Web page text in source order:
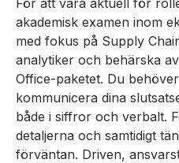
För att vara aktuell för
akademisk examen inom
med fokus på Supply
analytiker och behärska
Office-paketet. Du
kommunicera dina
både i siffror och verbalt.
detaljerna och samtidigt
förväntan. Driven,